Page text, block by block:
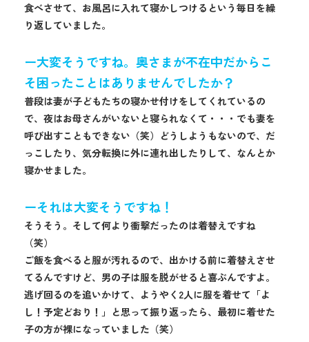
食べさせて、お風呂に入れて寝かしつけるという毎日を繰
り返していました。
ー大変そうですね。奥さまが不在中だからこ
そ困ったことはありませんでしたか？
普段は妻が子どもたちの寝かせ付けをしてくれているの
で、夜はお母さんがいないと寝られなくて・・・でも妻を
呼び出すこともできない（笑）どうしようもないので、だ
っこしたり、気分転換に外に連れ出したりして、なんとか
寝かせました。
ーそれは大変そうですね！
そうそう。そして何より衝撃だったのは着替えですね
（笑）
ご飯を食べると服が汚れるので、出かける前に着替えさせ
てるんですけど、男の子は服を脱がせると喜ぶんですよ。
逃げ回るのを追いかけて、ようやく2人に服を着せて「よ
し！予定どおり！」と思って振り返ったら、最初に着せた
子の方が裸になっていました（笑）